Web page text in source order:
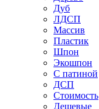
Дуб
ЛДСП
Массив
Пластик
Шпон
Экошпон
С патиной
ДСП
Стоимость
Дешевые